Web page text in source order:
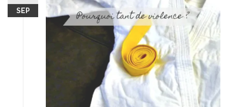
SEP